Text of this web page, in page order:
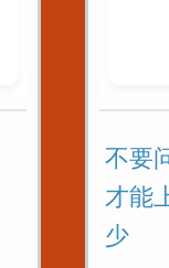
不要
才能
少